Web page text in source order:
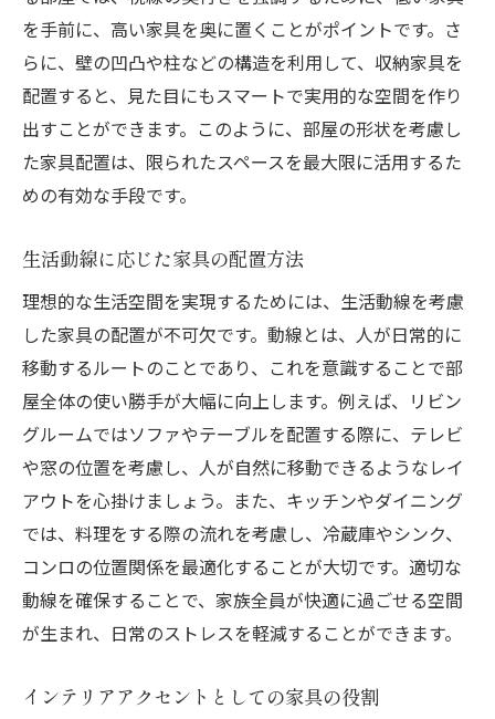
を手前に、高い家具を奥に置くことがポイントです。さ
らに、壁の凹凸や柱などの構造を利用して、収納家具を
配置すると、見た目にもスマートで実用的な空間を作り
出すことができます。このように、部屋の形状を考慮し
た家具配置は、限られたスペースを最大限に活用するた
めの有効な手段です。
生活動線に応じた家具の配置方法
理想的な生活空間を実現するためには、生活動線を考慮
した家具の配置が不可欠です。動線とは、人が日常的に
移動するルートのことであり、これを意識することで部
屋全体の使い勝手が大幅に向上します。例えば、リビン
グルームではソファやテーブルを配置する際に、テレビ
や窓の位置を考慮し、人が自然に移動できるようなレイ
アウトを心掛けましょう。また、キッチンやダイニング
では、料理をする際の流れを考慮し、冷蔵庫やシンク、
コンロの位置関係を最適化することが大切です。適切な
動線を確保することで、家族全員が快適に過ごせる空間
が生まれ、日常のストレスを軽減することができます。
インテリアアクセントとしての家具の役割